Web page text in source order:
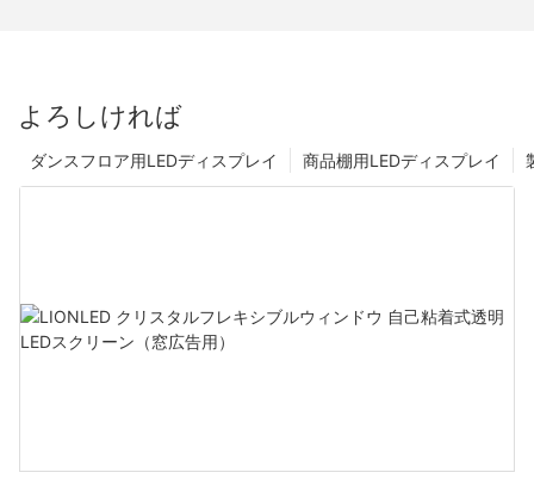
よろしければ
商品棚用LEDディスプレイ
ダンスフロア用LEDディスプレイ